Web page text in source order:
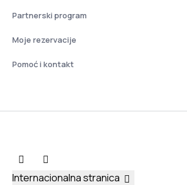
Partnerski program
Moje rezervacije
Pomoć i kontakt
Internacionalna stranica